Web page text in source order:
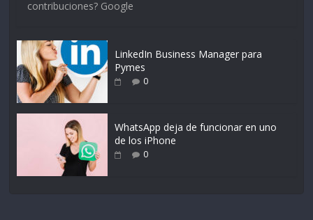
contribuciones? Google
LinkedIn Business Manager para
Pymes
0
WhatsApp deja de funcionar en uno
de los iPhone
0